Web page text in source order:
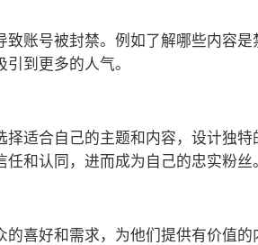
账号被封禁。例如了解哪些内容
到更多的人气。
适合自己的主题和内容，设计独
和认同，进而成为自己的忠实粉丝
喜好和需求，为他们提供有价值